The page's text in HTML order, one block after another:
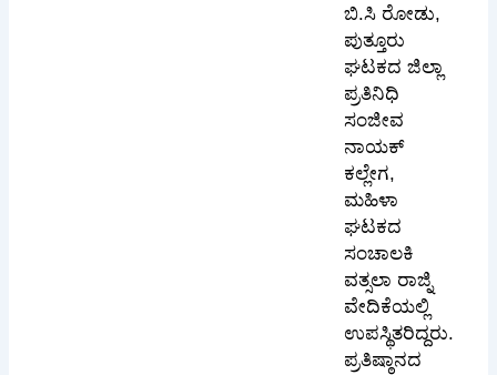
ಬಿ.ಸಿ ರೋಡು,
ಪುತ್ತೂರು
ಘಟಕದ ಜಿಲ್ಲಾ
ಪ್ರತಿನಿಧಿ
ಸಂಜೀವ
ನಾಯಕ್
ಕಲ್ಲೇಗ,
ಮಹಿಳಾ
ಘಟಕದ
ಸಂಚಾಲಕಿ
ವತ್ಸಲಾ ರಾಜ್ನಿ
ವೇದಿಕೆಯಲ್ಲಿ
ಉಪಸ್ಥಿತರಿದ್ದರು.
ಪ್ರತಿಷ್ಠಾನದ